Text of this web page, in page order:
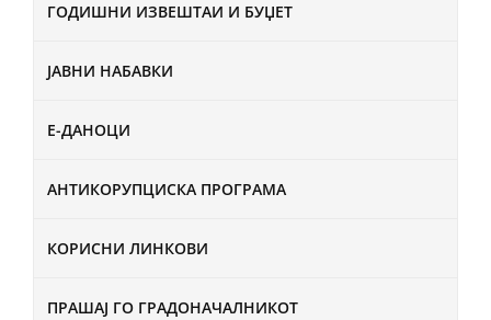
ГОДИШНИ ИЗВЕШТАИ И БУЏЕТ
ЈАВНИ НАБАВКИ
Е-ДАНОЦИ
АНТИКОРУПЦИСКА ПРОГРАМА
КОРИСНИ ЛИНКОВИ
ПРАШАЈ ГО ГРАДОНАЧАЛНИКОТ